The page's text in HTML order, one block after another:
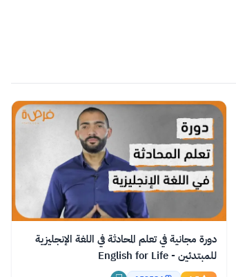
دورة مجانية في تعلم المحادثة في اللغة الإنجليزية
للمبتدئين - English for Life